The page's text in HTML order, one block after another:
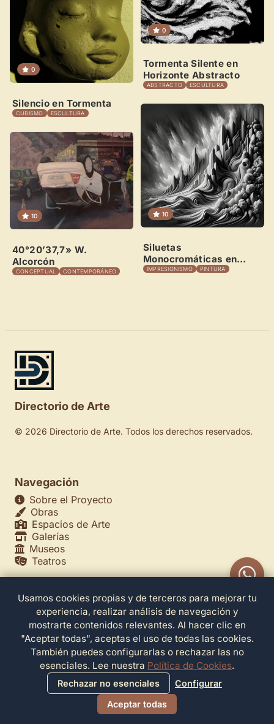
0
Silencio en Tormenta
CUBISMO ESCULTURA
10
40°20’37,7» W.
Alcorcón
CONCEPTUAL CONTEMPORÁNEO
0
Tormenta Silente en
Horizonte Abstracto
ABSTRACTO ESCULTURA
10
Siluetas
Monocromáticas en
Arcilla
IMPRESIONISMO PINTURA
Directorio de Arte
© 2026 Directorio de Arte. Todos los derechos reservados.
Navegación
Sobre el Proyecto
Obras
Espacios de Arte
Galerías
Museos
Teatros
Legales
Política de Privacidad
Política de Cookies
Configuración de Cookies
Términos de Servicio
Contacto
Usamos cookies propias y de terceros para mejorar tu
experiencia, realizar análisis de navegación y
mostrarte contenidos relevantes. Al hacer clic en
"Aceptar todas", aceptas el uso de todas las cookies.
También puedes configurarlas o rechazar las no
esenciales. Lee nuestra Política de Cookies.
Rechazar no esenciales
Configurar
Aceptar todas